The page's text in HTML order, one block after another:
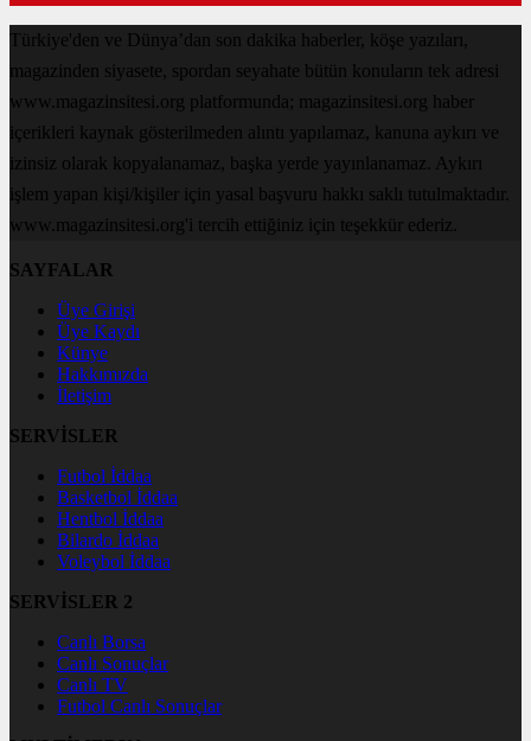
Türkiye'den ve Dünya’dan son dakika haberler, köşe yazıları,
magazinden siyasete, spordan seyahate bütün konuların tek adresi
www.magazinsitesi.org platformunda; magazinsitesi.org haber
içerikleri kaynak gösterilmeden alıntı yapılamaz, kanuna aykırı ve
izinsiz olarak kopyalanamaz, başka yerde yayınlanamaz. Aykırı
işlem yapan kişi/kişiler için yasal başvuru hakkı saklı tutulmaktadır.
www.magazinsitesi.org'i tercih ettiğiniz için teşekkür ederiz.
SAYFALAR
Üye Girişi
Üye Kaydı
Künye
Hakkımızda
İletişim
SERVİSLER
Futbol İddaa
Basketbol İddaa
Hentbol İddaa
Bilardo İddaa
Voleybol İddaa
SERVİSLER 2
Canlı Borsa
Canlı Sonuçlar
Canlı TV
Futbol Canlı Sonuçlar